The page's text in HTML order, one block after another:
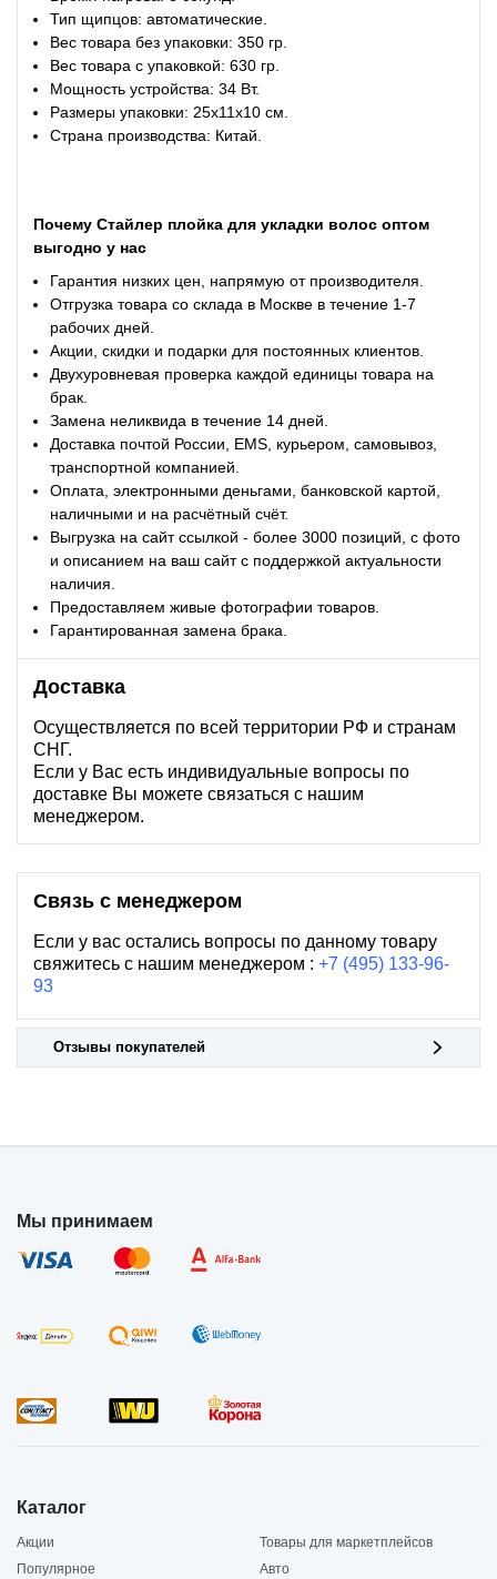
Тип щипцов: автоматические.
Вес товара без упаковки: 350 гр.
Вес товара с упаковкой: 630 гр.
Мощность устройства: 34 Вт.
Размеры упаковки: 25х11х10 см.
Страна производства: Китай.
Почему Стайлер плойка для укладки волос оптом
выгодно у нас
Гарантия низких цен, напрямую от производителя.
Отгрузка товара со склада в Москве в течение 1-7
рабочих дней.
Акции, скидки и подарки для постоянных клиентов.
Двухуровневая проверка каждой единицы товара на
брак.
Замена неликвида в течение 14 дней.
Доставка почтой России, EMS, курьером, самовывоз,
транспортной компанией.
Оплата, электронными деньгами, банковской картой,
наличными и на расчётный счёт.
Выгрузка на сайт ссылкой - более 3000 позиций, с фото
и описанием на ваш сайт с поддержкой актуальности
наличия.
Предоставляем живые фотографии товаров.
Гарантированная замена брака.
Доставка
Осуществляется по всей территории РФ и странам
СНГ.
Если у Вас есть индивидуальные вопросы по
доставке Вы можете связаться с нашим
менеджером.
Связь с менеджером
Если у вас остались вопросы по данному товару
свяжитесь с нашим менеджером : +7 (495) 133-96-
93
Отзывы покупателей
Мы принимаем
Каталог
Акции
Товары для маркетплейсов
Популярное
Авто